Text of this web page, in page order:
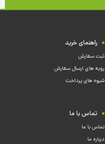
راهنمای خرید
ثبت سفارش
رویه های ارسال سفارش
شیوه های پرداخت
تماس با ما
تماس با ما
درباره ما